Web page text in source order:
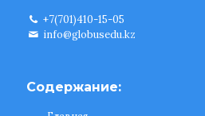
+7(701)410-15-05
info@globusedu.kz
Содержание: